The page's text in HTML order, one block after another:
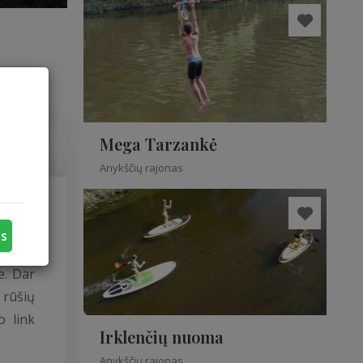
Dar
link
Mega Tarzankė
Anykščių rajonas
Irklenčių nuoma